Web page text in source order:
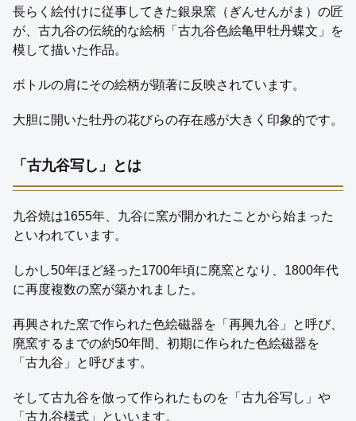
長らく絵付けに従事してきた銀泉窯（ぎんせんがま）の匠
が、古九谷の伝統的な絵柄「古九谷色絵亀甲牡丹蝶文」を
模して描いた作品。
ボトルの肩にその絵柄が顕著に反映されています。
大胆に開いた牡丹の花びらの存在感が大きく印象的です。
「古九谷写し」とは
九谷焼は1655年、九谷に窯が開かれたことから始まった
といわれています。
しかし50年ほど経った1700年頃に廃窯となり、1800年代
に再度複数の窯が築かれました。
再興された窯で作られた色絵磁器を「再興九谷」と呼び、
廃窯するまでの約50年間、初期に作られた色絵磁器を
「古九谷」と呼びます。
そして古九谷を倣って作られたものを「古九谷写し」や
「古九谷様式」といいます。